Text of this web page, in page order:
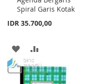
Spiral Garis Kotak
IDR 35.700,00
ADD
TO
WISH
TO
COMPARE